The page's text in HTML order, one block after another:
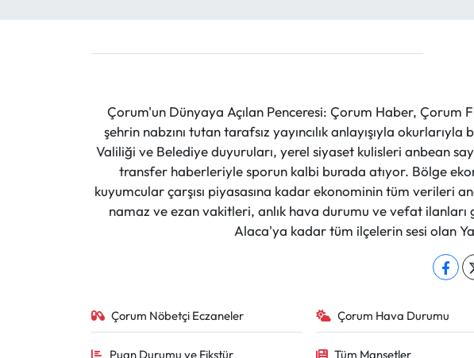
Çorum'un Dünyaya Açılan Penceresi: Çorum Haber, Çorum
şehrin nabzını tutan tarafsız yayıncılık anlayışıyla
Valiliği ve Belediye duyuruları, yerel siyaset kulisleri anbean
transfer haberleriyle sporun kalbi burada atıyor. Bölge
kuyumcular çarşısı piyasasına kadar ekonominin tüm verileri
namaz ve ezan vakitleri, anlık hava durumu ve vefat
Alaca'ya kadar tüm ilçelerin sesi olan
Çorum Nöbetçi Eczaneler Çorum Hava Durumu
Puan Durumu ve Fikstür Tüm Manşetler
Uğurludağ Haberleri
Yerel Haberler